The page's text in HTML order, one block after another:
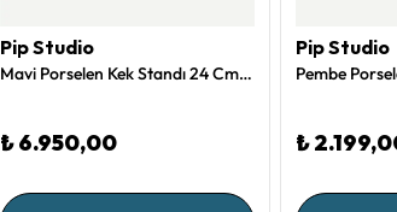
Pip Studio
Mavi Porselen Kek Standı 24 Cm Royal Collection by Pip Studio
₺ 6.950,00
Pip Studio
₺